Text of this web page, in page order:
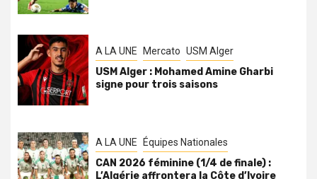
A LA UNE Mercato USM Alger
USM Alger : Mohamed Amine Gharbi
signe pour trois saisons
A LA UNE Équipes Nationales
CAN 2026 féminine (1/4 de finale) :
L’Algérie affrontera la Côte d’Ivoire